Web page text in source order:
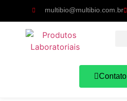
multibio@multibio.com.br
Contato